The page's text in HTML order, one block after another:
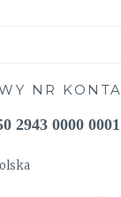
NR KONTA
2943 0000 0001